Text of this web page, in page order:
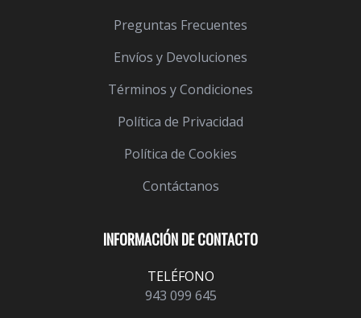
INFORMACIÓN DE CONTACTO
TELÉFONO
943 099 645
Preguntas Frecuentes
Envíos y Devoluciones
Términos y Condiciones
Política de Privacidad
Política de Cookies
Contáctanos